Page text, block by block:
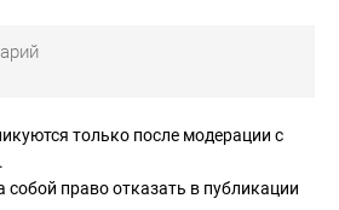
только после модерации с
собой право отказать в публикации